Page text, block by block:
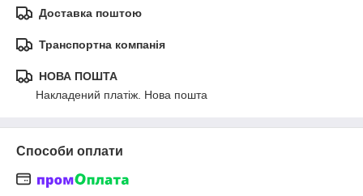
Доставка поштою
Транспортна компанія
НОВА ПОШТА
Накладений платіж. Нова пошта
Способи оплати